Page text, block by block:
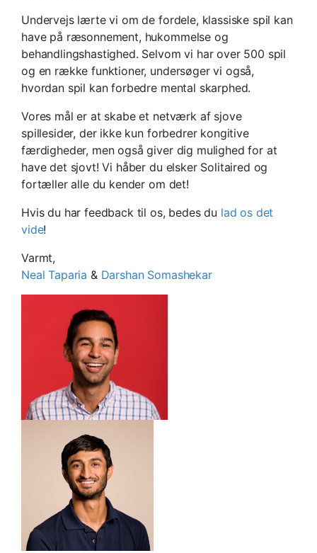
Undervejs lærte vi om de fordele, klassiske spil kan
have på ræsonnement, hukommelse og
behandlingshastighed. Selvom vi har over 500 spil
og en række funktioner, undersøger vi også,
hvordan spil kan forbedre mental skarphed.
Vores mål er at skabe et netværk af sjove
spillesider, der ikke kun forbedrer kongitive
færdigheder, men også giver dig mulighed for at
have det sjovt! Vi håber du elsker Solitaired og
fortæller alle du kender om det!
Hvis du har feedback til os, bedes du lad os det
vide!
Varmt,
Neal Taparia & Darshan Somashekar